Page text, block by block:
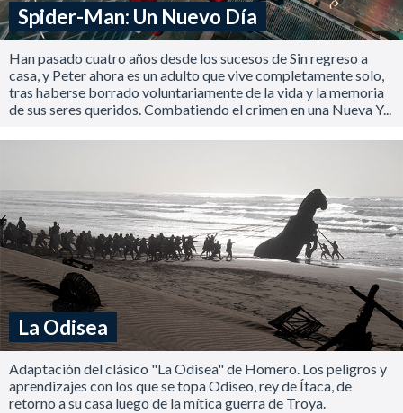
Spider-Man: Un Nuevo Día
Han pasado cuatro años desde los sucesos de Sin regreso a
casa, y Peter ahora es un adulto que vive completamente solo,
tras haberse borrado voluntariamente de la vida y la memoria
de sus seres queridos. Combatiendo el crimen en una Nueva Y...
La Odisea
Adaptación del clásico "La Odisea" de Homero. Los peligros y
aprendizajes con los que se topa Odiseo, rey de Ítaca, de
retorno a su casa luego de la mítica guerra de Troya.